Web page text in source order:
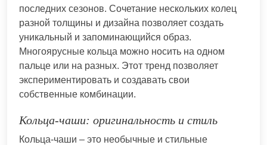
последних сезонов. Сочетание нескольких колец
разной толщины и дизайна позволяет создать
уникальный и запоминающийся образ.
Многоярусные кольца можно носить на одном
пальце или на разных. Этот тренд позволяет
экспериментировать и создавать свои
собственные комбинации.
Кольца-чаши: оригинальность и стиль
Кольца-чаши – это необычные и стильные